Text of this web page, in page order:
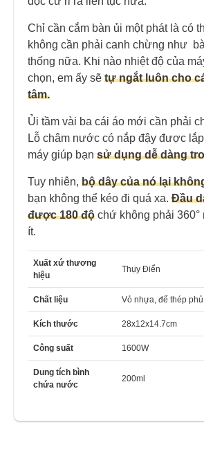
Chỉ cần cắm bàn ủi một phát là có
không cần phải canh chừng như
thống nữa. Khi nào nhiệt độ của
chọn, em ấy sẽ tự ngắt luôn cho
tâm.
Ủi tầm vài ba cái áo mới cần phải
Lỗ châm nước có nắp đậy được
máy giúp bạn sử dụng dễ dàng
Tuy nhiên, bộ dây của nó lại
bạn không thể kéo đi quá xa. Đầu
được 180 độ chứ không phải 360°
ít.
Xuất xứ thương
hiệu
Thụy Điển
Chất liệu Vỏ nhựa, đế thép
Kích thước 28x12x14.7cm
Công suất 1600W
Dung tích bình
chứa nước
200ml